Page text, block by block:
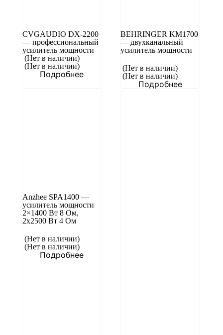
CVGAUDIO DX-2200
— профессиональный
усилитель мощности
(Нет в наличии)
(Нет в наличии)
Подробнее
BEHRINGER KM1700
— двухканальный
усилитель мощности
(Нет в наличии)
(Нет в наличии)
Подробнее
Anzhee SPA1400 —
усилитель мощности
2×1400 Вт 8 Ом,
2х2500 Вт 4 Ом
(Нет в наличии)
(Нет в наличии)
Подробнее